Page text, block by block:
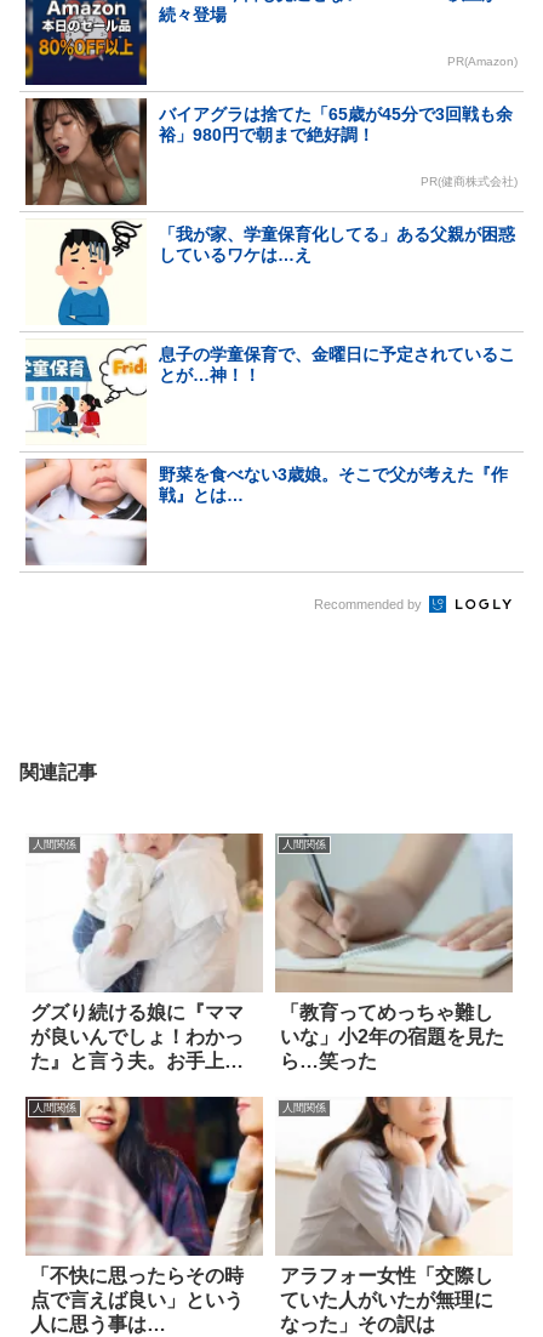
続々登場
PR(Amazon)
バイアグラは捨てた「65歳が45分で3回戦も余
裕」980円で朝まで絶好調！
PR(健商株式会社)
「我が家、学童保育化してる」ある父親が困惑
しているワケは…え
息子の学童保育で、金曜日に予定されているこ
とが…神！！
野菜を食べない3歳娘。そこで父が考えた『作
戦』とは…
Recommended by
関連記事
人間関係
グズり続ける娘に『ママ
が良いんでしょ！わかっ
た』と言う夫。お手上げ
人間関係
「教育ってめっちゃ難し
いな」小2年の宿題を見た
ら…笑った
人間関係
「不快に思ったらその時
点で言えば良い」という
人に思う事は…
人間関係
アラフォー女性「交際し
ていた人がいたが無理に
なった」その訳は